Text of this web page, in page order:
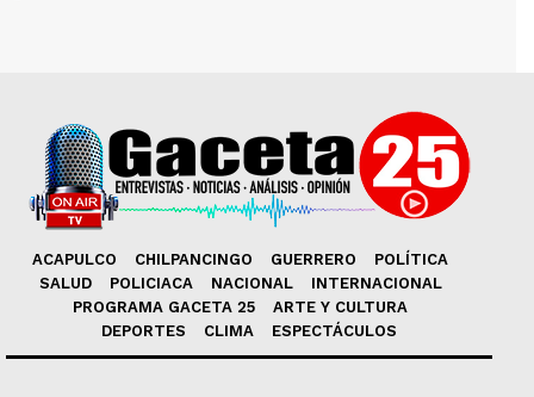
ACAPULCO CHILPANCINGO GUERRERO
POLÍTICA
SALUD
POLICIACA NACIONAL
INTERNACIONAL
PROGRAMA GACETA 25
ARTE Y CULTURA
DEPORTES
CLIMA ESPECTÁCULOS